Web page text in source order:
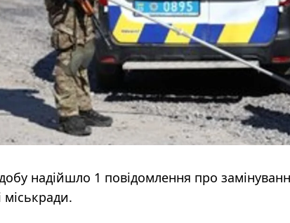
надійшло 1 повідомлення про
міськради.